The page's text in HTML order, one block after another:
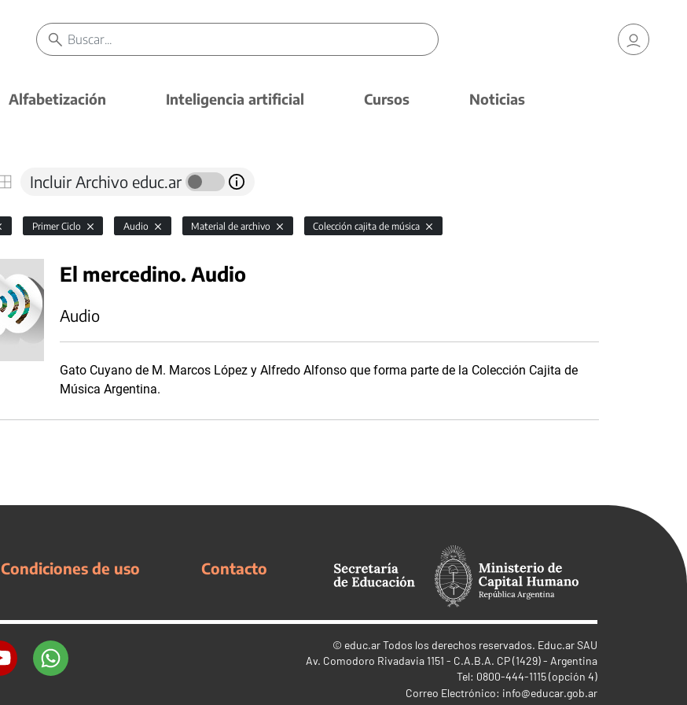
Alfabetización Inteligencia artificial Cursos Noticias
Incluir Archivo educ.ar
Primer Ciclo Audio Material de archivo Colección cajita de música
El mercedino. Audio
Audio
Gato Cuyano de M. Marcos López y Alfredo Alfonso que forma parte de la Colección Cajita de
Música Argentina.
Condiciones de uso Contacto
© educ.arTodos los derechos reservados. Educ.ar SAU
Av. Comodoro Rivadavia 1151 - C.A.B.A. CP (1429) - Argentina
Tel: 0800-444-1115 (opción 4)
Correo Electrónico: info@educar.gob.ar